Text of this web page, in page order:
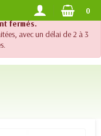
support téléphonique
fermés.
avec un délai de 2 à 3
DES 120.- 0